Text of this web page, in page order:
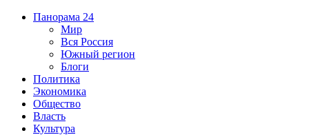
Панорама 24
Мир
Вся Россия
Южный регион
Блоги
Политика
Экономика
Общество
Власть
Культура